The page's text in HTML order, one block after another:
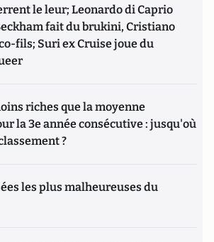
le leur; Leonardo di Caprio
fait du brukini, Cristiano
fils; Suri ex Cruise joue du
riches que la moyenne
la 3e année consécutive : jusqu'où
?
les plus malheureuses du